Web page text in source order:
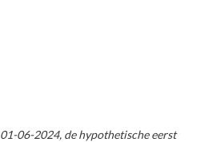
01-06-2024, de hypothetische eerst